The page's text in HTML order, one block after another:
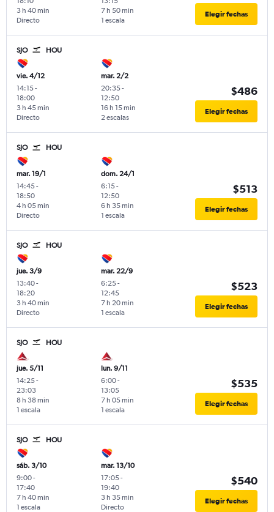
Directo
3 h 40 min
1 escala
7 h 50 min Elegir fechas
SJO HOU
vie. 4/12
14:15-
18:00
Directo
3 h 45 min
mar. 2/2
20:35-
12:50
2 escalas
16 h 15 min
$486
Elegir fechas
SJO HOU
mar. 19/1
14:45-
18:50
Directo
4 h 05 min
dom. 24/1
6:15-
12:50
1 escala
6 h 35 min
$513
Elegir fechas
SJO HOU
jue. 3/9
13:40-
18:20
Directo
3 h 40 min
mar. 22/9
6:25-
12:45
1 escala
7 h 20 min
$523
Elegir fechas
SJO HOU
jue. 5/11
14:25-
23:03
1 escala
8 h 38 min
lun. 9/11
6:00-
13:05
1 escala
7 h 05 min
$535
Elegir fechas
SJO HOU
sáb. 3/10
9:00-
17:40
1 escala
7 h 40 min
mar. 13/10
17:05-
19:40
Directo
3 h 35 min
$540
Elegir fechas